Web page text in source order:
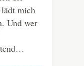
mich
Und wer